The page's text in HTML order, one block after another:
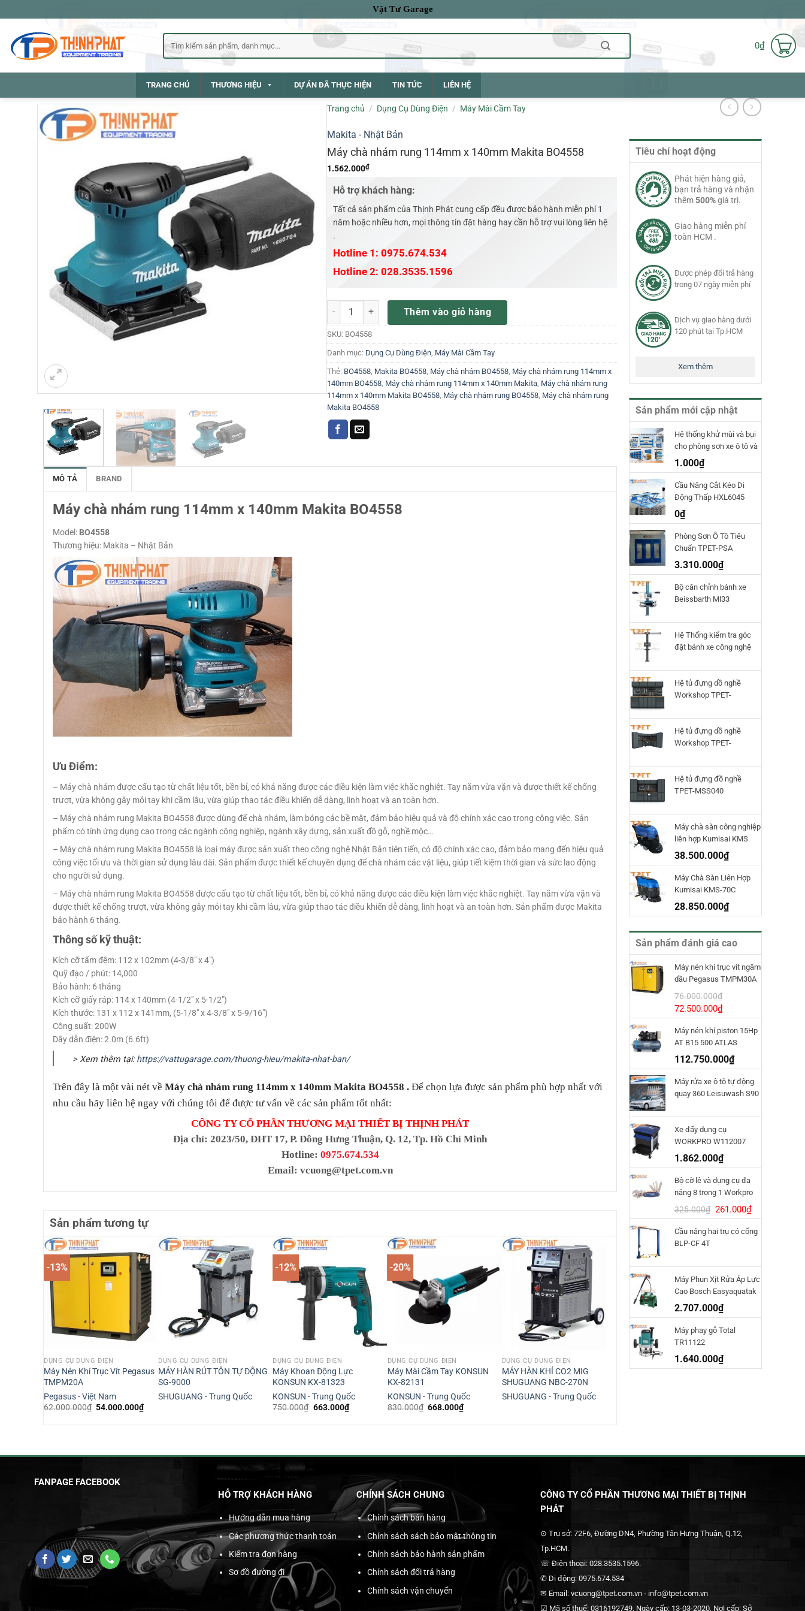
qua
dung
Vật Tư Garage
Tìm
kiếm:
0₫
TRANG CHỦ THƯƠNG HIỆU DỰ ÁN ĐÃ THỰC HIỆN TIN TỨC LIÊN HỆ
Tiêu chí hoạt động
Phát hiện hàng giả,
bạn trả hàng và nhận
thêm500%giá trị.
Giao hàng miễn phí
toàn HCM .
Được phép đổi trả hàng
trong 07 ngày miễn phí
Dịch vụ giao hàng dưới
120 phút tại Tp.HCM
Xem thêm
Sản phẩm mới cập nhật
Hệ thống khử mùi và bụi
cho phòng sơn xe ô tô và
phòng sơn công nghiệp
TPET
1.000₫
Cầu Nâng Cắt Kéo Di
Động Thấp HXL6045
Hauvrex
0₫
Phòng Sơn Ô Tô Tiêu
Chuẩn TPET-PSA
3.310.000₫
Bộ căn chỉnh bánh xe
Beissbarth Ml33
Hệ Thống kiểm tra góc
đặt bánh xe công nghệ
Beissbarth
Hệ tủ đựng dồ nghề
Workshop TPET-
Hệ tủ đựng dồ nghề
Workshop TPET-
Hệ tủ đựng đồ nghề
TPET-MSS040
Máy chà sàn công nghiệp
liên hợp Kumisai KMS
70D
38.500.000₫
Máy Chà Sàn Liên Hợp
Kumisai KMS-70C
28.850.000₫
Sản phẩm đánh giá cao
Máy nén khí trục vít ngâm
dầu Pegasus TMPM30A
INVT
76.000.000₫
Giá
gốc
là:
76.000.000₫.
72.500.000₫Giá
hiện
tại
là:
72.500.000₫.
Máy nén khí piston 15Hp
AT B15 500 ATLAS
COPCO
112.750.000₫
Máy rửa xe ô tô tự động
quay 360 Leisuwash S90
Xe đẩy dụng cụ
WORKPRO W112007
1.862.000₫
Bộ cờ lê và dụng cụ đa
năng 8 trong 1 Workpro
W014011
325.000₫ Giá
gốc
là:
261.000₫Giá
hiện
tại
Cầu nâng hai trụ có cổng
BLP-CF 4T
Máy Phun Xịt Rửa Áp Lực
Cao Bosch Easyaquatak
120
2.707.000₫
Máy phay gỗ Total
TR11122
1.640.000₫
Trang chủ / Dụng Cụ Dùng Điện / Máy Mài Cầm Tay
Makita - Nhật Bản
Máy chà nhám rung 114mm x 140mm Makita BO4558
1.562.000₫
Hỗ trợ khách hàng:
Tất cả sản phẩm của Thịnh Phát cung cấp đều được bảo hành miễn phí 1
năm hoặc nhiều hơn, mọi thông tin đặt hàng hay cần hỗ trợ vui lòng liên hệ
.
Hotline 1: 0975.674.534
Hotline 2: 028.3535.1596
Máy chà nhám rung 114mm x 140mm Makita BO4558 số lượng
Thêm vào giỏ hàng
SKU: BO4558
Danh mục: Dụng Cụ Dùng Điện Máy Mài Cầm Tay
Thẻ: BO4558 Makita BO4558 Máy chà nhám BO4558 Máy chà nhám rung 114mm x
140mm BO4558 Máy chà nhám rung 114mm x 140mm Makita Máy chà nhám rung
114mm x 140mm Makita BO4558 Máy chà nhám rung BO4558 Máy chà nhám rung
Makita BO4558
MÔ TẢ BRAND
Máy chà nhám rung 114mm x 140mm Makita BO4558
Model: BO4558
Thương hiệu: Makita – Nhật Bản
Ưu Điểm:
– Máy chà nhám được cấu tạo từ chất liệu tốt, bền bỉ, có khả năng được các điều kiện làm việc khắc nghiệt. Tay nắm vừa vặn và được thiết kế chống
trượt, vừa không gây mỏi tay khi cầm lâu, vừa giúp thao tác điều khiển dễ dàng, linh hoạt và an toàn hơn.
– Máy chà nhám rung Makita BO4558 được dùng để chà nhám, làm bóng các bề mặt, đảm bảo hiệu quả và độ chính xác cao trong công việc. Sản
phẩm có tính ứng dụng cao trong các ngành công nghiệp, ngành xây dựng, sản xuất đồ gỗ, nghề mộc…
– Máy chà nhám rung Makita BO4558 là loại máy được sản xuất theo công nghệ Nhật Bản tiên tiến, có độ chính xác cao, đảm bảo mang đến hiệu quả
công việc tối ưu và thời gian sử dụng lâu dài. Sản phẩm được thiết kế chuyên dụng để chà nhám các vật liệu, giúp tiết kiệm thời gian và sức lao động
cho người sử dụng.
– Máy chà nhám rung Makita BO4558 được cấu tạo từ chất liệu tốt, bền bỉ, có khả năng được các điều kiện làm việc khắc nghiệt. Tay nắm vừa vặn và
được thiết kế chống trượt, vừa không gây mỏi tay khi cầm lâu, vừa giúp thao tác điều khiển dễ dàng, linh hoạt và an toàn hơn. Sản phẩm được Makita
bảo hành 6 tháng.
Thông số kỹ thuật:
Kích cỡ tấm đệm: 112 x 102mm (4-3/8″ x 4″)
Quỹ đạo / phút: 14,000
Bảo hành: 6 tháng
Kích cỡ giấy ráp: 114 x 140mm (4-1/2″ x 5-1/2″)
Kích thước: 131 x 112 x 141mm, (5-1/8″ x 4-3/8″ x 5-9/16″)
Công suất: 200W
Dây dẫn điện: 2.0m (6.6ft)
> Xem thêm tại:https://vattugarage.com/thuong-hieu/makita-nhat-ban/
Trên đây là một vài nét về Máy chà nhám rung 114mm x 140mm Makita BO4558 . Để chọn lựa được sản phẩm phù hợp nhất với
nhu cầu hãy liên hệ ngay với chúng tôi để được tư vấn về các sản phẩm tốt nhất:
CÔNG TY CỔ PHẦN THƯƠNG MẠI THIẾT BỊ THỊNH PHÁT
Địa chỉ: 2023/50, ĐHT 17, P. Đông Hưng Thuận, Q. 12, Tp. Hồ Chí Minh
Hotline: 0975.674.534
Email: vcuong@tpet.com.vn
Sản phẩm tương tự
-13%
DỤNG CỤ DÙNG ĐIỆN
Máy Nén Khí Trục Vít Pegasus
TMPM20A
Pegasus - Việt Nam
62.000.000₫ Giá
54.000.000₫Giá
hiện
DỤNG CỤ DÙNG ĐIỆN
MÁY HÀN RÚT TÔN TỰ ĐỘNG
SG-9000
SHUGUANG - Trung Quốc
-12%
DỤNG CỤ DÙNG ĐIỆN
Máy Khoan Động Lực
KONSUN KX-81323
KONSUN - Trung Quốc
750.000₫ Giá
663.000₫Giá
hiện
-20%
DỤNG CỤ DÙNG ĐIỆN
Máy Mài Cầm Tay KONSUN
KX-82131
KONSUN - Trung Quốc
830.000₫ Giá
668.000₫Giá
hiện
DỤNG CỤ DÙNG ĐIỆN
MÁY HÀN KHÍ CO2 MIG
SHUGUANG NBC-270N
SHUGUANG - Trung Quốc
DỤNG CỤ DÙNG ĐIỆN
MÁY NẠP ẮC QUY KHỞI ĐỘNG
Giá
FANPAGE FACEBOOK
HỖ TRỢ KHÁCH HÀNG
Hướng dẫn mua hàng
Các phương thức thanh toán
Kiểm tra đơn hàng
Sơ đồ đường đi
CHÍNH SÁCH CHUNG
Chính sách bán hàng
Chính sách sách bảo mật thông tin
Chính sách bảo hành sản phẩm
Chính sách đổi trả hàng
Chính sách vận chuyển
CÔNG TY CỔ PHẦN THƯƠNG MẠI THIẾT BỊ THỊNH
PHÁT
⊙ Trụ sở: 72F6, Đường DN4, Phường Tân Hưng Thuận, Q.12,
Tp.HCM.
☏ Điện thoại: 028.3535.1596.
✆ Di động: 0975.674.534
✉ Email: vcuong@tpet.com.vn - info@tpet.com.vn
☑ Mã số thuế: 0316192749, Ngày cấp: 13-03-2020, Nơi cấp: Sở